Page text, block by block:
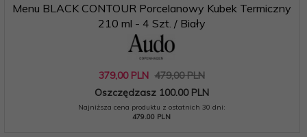
Menu BLACK CONTOUR Porcelanowy Kubek Termiczny
210 ml - 4 Szt. / Biały
379,00 PLN 479,00 PLN
Oszczędzasz 100.00 PLN
Najniższa cena produktu z ostatnich 30 dni:
479.00 PLN